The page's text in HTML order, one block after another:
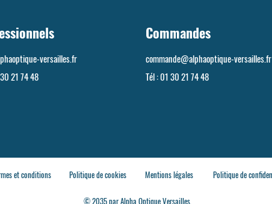
versailles.fr
21 74 48
Commandes
commande@alphaoptique-versailles.fr
Tél :01 30 21 74 48
et conditions Politique de cookies Mentions légales Politique de
© 2035 par Alpha Optique Versailles.